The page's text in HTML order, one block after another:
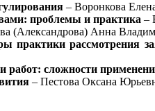
– Воронкова
проблемы и практика –
(Александрова) Анна
рассмотрения
сложности
– Пестова Оксана